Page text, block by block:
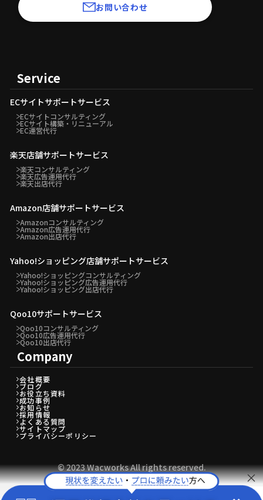
×
お問い合わせ
Service
ECサイトサポートサービス
ECサイトコンサルティング
ECサイト構築・リニューアル
EC運営代行
楽天店舗サポートサービス
楽天コンサルティング
楽天広告運用代行
楽天出店代行
Amazon店舗サポートサービス
Amazonコンサルティング
Amazon広告運用代行
Amazon出店代行
Yahoo!ショッピング店舗サポートサービス
Yahoo!ショッピングコンサルティング
Yahoo!ショッピング広告運用代行
Yahoo!ショッピング出店代行
Qoo10サポートサービス
Qoo10コンサルティング
Qoo10広告運用代行
Qoo10出店代行
Company
会社概要
ブログ
お役立ち資料
成功事例
お知らせ
採用情報
よくある質問
サイトマップ
プライバシーポリシー
©︎ 2023 Wacworks All rights reserved.